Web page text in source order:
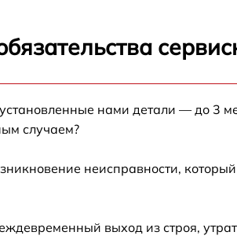
Toshiba GR-H49TR W
Toshiba
отделения
нами детали — до 3
случаем?
неисправности,
выход из строя,